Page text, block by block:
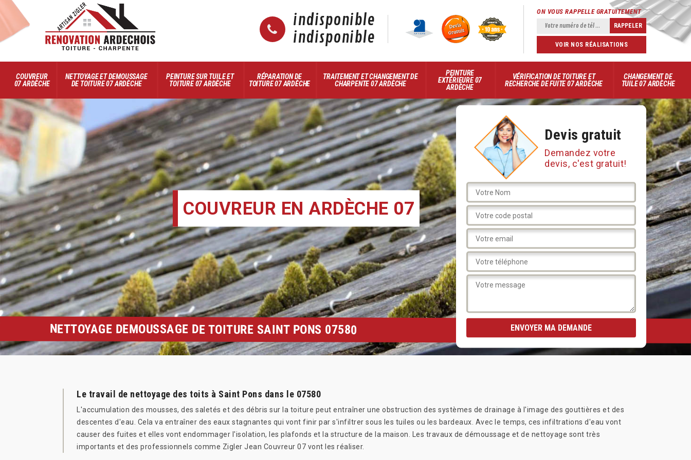
indisponible
indisponible
ON VOUS RAPPELLE GRATUITEMENT
VOIR NOS RÉALISATIONS
COUVREUR
07 ARDÈCHE
NETTOYAGE ET DEMOUSSAGE
DE TOITURE 07 ARDÈCHE
PEINTURE SUR TUILE ET
TOITURE 07 ARDÈCHE
RÉPARATION DE
TOITURE 07 ARDÈCHE
TRAITEMENT ET CHANGEMENT DE
CHARPENTE 07 ARDÈCHE
PEINTURE
EXTÉRIEURE 07
ARDÈCHE
VÉRIFICATION DE TOITURE ET
RECHERCHE DE FUITE 07 ARDÈCHE
CHANGEMENT DE
TUILE 07 ARDÈCHE
COUVREUR EN ARDÈCHE 07
Devis gratuit
Demandez votre
devis, c'est gratuit!
NETTOYAGE DEMOUSSAGE DE TOITURE SAINT PONS 07580
Le travail de nettoyage des toits à Saint Pons dans le 07580
L'accumulation des mousses, des saletés et des débris sur la toiture peut entraîner une obstruction des systèmes de drainage à l'image des gouttières et des
descentes d'eau. Cela va entraîner des eaux stagnantes qui vont finir par s'infiltrer sous les tuiles ou les bardeaux. Avec le temps, ces infiltrations d'eau vont
causer des fuites et elles vont endommager l'isolation, les plafonds et la structure de la maison. Les travaux de démoussage et de nettoyage sont très
importants et des professionnels comme Zigler Jean Couvreur 07 vont les réaliser.